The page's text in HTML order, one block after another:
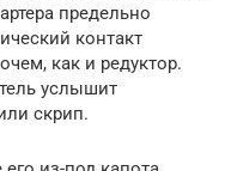
предельно
контакт
как и редуктор.
услышит
скрип.